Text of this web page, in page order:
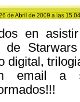
de Abril de 2009 a las
en
de
digital,
email a